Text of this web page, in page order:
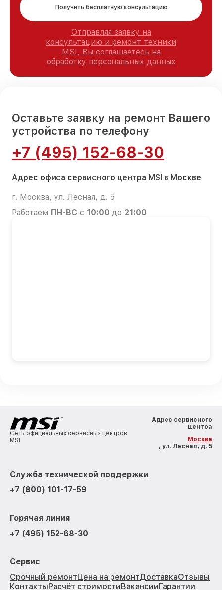
Получить бесплатную консультацию
Отправляя заявку на
консультацию и ремонт техники
MSI, Вы соглашаетесь на
обработку персональных данных
Оставьте заявку на ремонт Вашего
устройства по телефону
+7 (495) 152-68-30
Адрес офиса сервисного центра MSI в Москве
г. Москва, ул. Лесная, д. 5
Работаем ПН-ВС с 10:00 до 21:00
Сеть официальных сервисных центров
MSI
Адрес сервисного
центра
Москва
, ул. Лесная, д. 5
Служба технической поддержки
+7 (800) 101-17-59
Горячая линия
+7 (495) 152-68-30
Сервис
Срочный ремонтЦена на ремонтДоставкаОтзывы
КонтактыРасчёт стоимостиВакансииГарантии